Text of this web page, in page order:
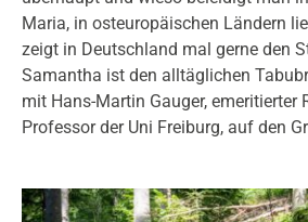
Maria, in osteuropäischen Ländern
zeigt in Deutschland mal gerne den
Samantha ist den alltäglichen
mit Hans-Martin Gauger, emeritierter
Professor der Uni Freiburg, auf den